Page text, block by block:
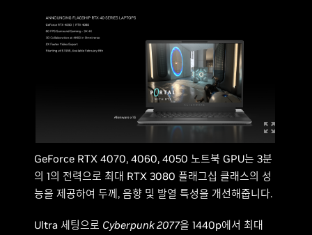
GeForce RTX 4070, 4060, 4050 노트북 GPU는 3분
의 1의 전력으로 최대 RTX 3080 플래그십 클래스의 성
능을 제공하여 두께, 음향 및 발열 특성을 개선해줍니다.
Ultra 세팅으로 Cyberpunk 2077을 1440p에서 최대